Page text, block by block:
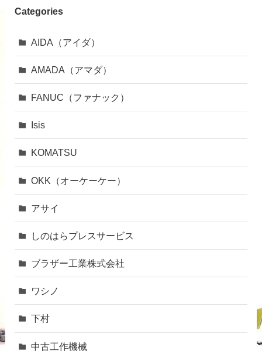
Categories
AIDA（アイダ）
AMADA（アマダ）
FANUC（ファナック）
Isis
KOMATSU
OKK（オーケーケー）
アサイ
しのはらプレスサービス
ブラザー工業株式会社
ワシノ
下村
中古工作機械